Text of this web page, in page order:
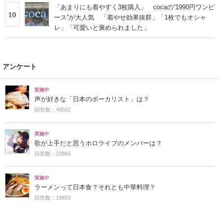
10
「あまりにも着やすく3枚購入」 cocaの“1990円ワンピ
ース”が大人気 「着やせ効果抜群」「1枚でもオシャ
レ」「可愛いと褒められました」
アンケート
実施中
声が好きな「日本のボーカリスト」は？
回答数：49502
実施中
歌が上手だと思うホロライブのメンバーは？
回答数：23865
実施中
ラーメンって日本食？それとも中華料理？
回答数：19653